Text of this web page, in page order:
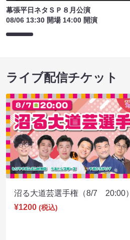
幕張平日ネタＳＰ８月公演
08/06 13:30 開場 14:00 開演
ライブ配信チケット
沼る大道芸選手権（8/7 20:00）
¥1200 (税込)